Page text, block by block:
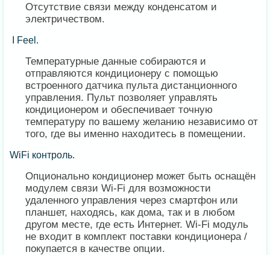
Отсутствие связи между конденсатом и
электричеством.
I Feel.
Температурные данные собираются и
отправляются кондиционеру с помощью
встроенного датчика пульта дистанционного
управления. Пульт позволяет управлять
кондиционером и обеспечивает точную
температуру по вашему желанию независимо от
того, где вы именно находитесь в помещении.
WiFi контроль.
Опционально кондиционер может быть оснащён
модулем связи Wi-Fi для возможности
удаленного управления через смартфон или
планшет, находясь, как дома, так и в любом
другом месте, где есть Интернет. Wi-Fi модуль
не входит в комплект поставки кондиционера /
покупается в качестве опции.